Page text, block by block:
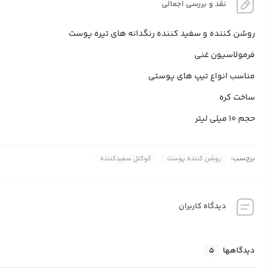
نقد و بررسی اجمالی
روشن کننده و سفید کننده رنگدانه های تیره پوست
فرمولاسیون غنی
مناسب انواع تیپ های پوستی
ساخت کره
حجم 10 میلی لیتر
برچسب: روشن کننده پوست کوکتل سفیدکننده
دیدگاه کاربران
دیدگاهها 5